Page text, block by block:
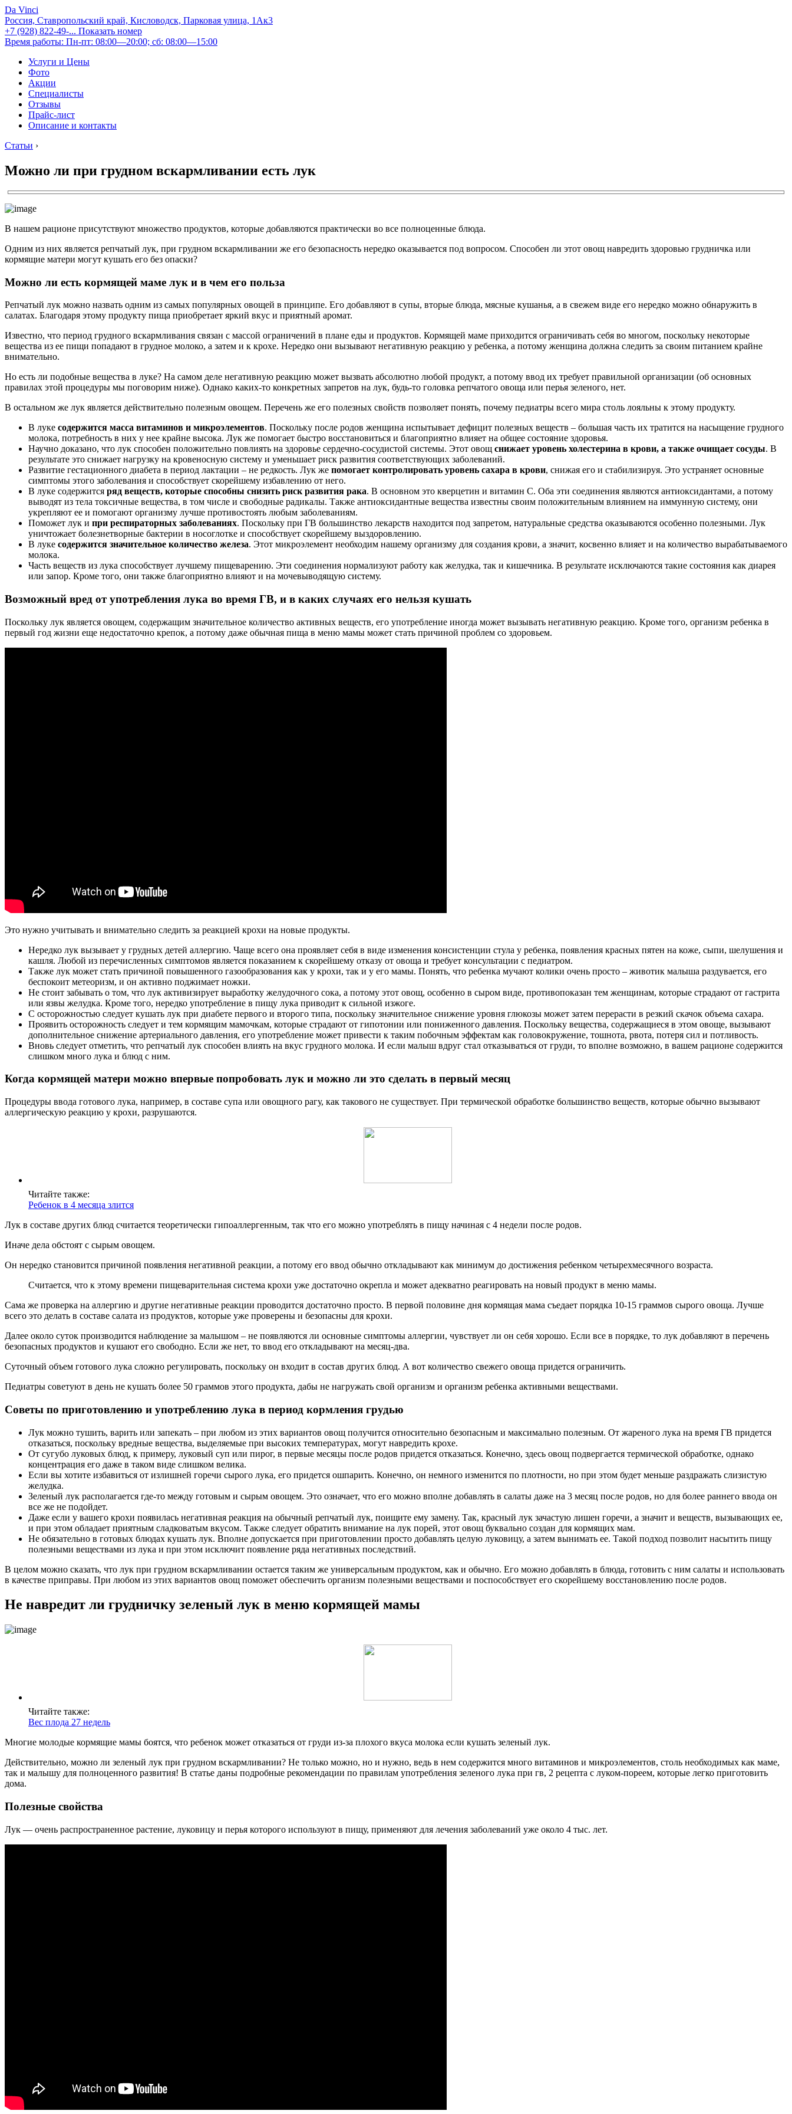
Da Vinci
Россия, Ставропольский край, Кисловодск, Парковая улица, 1Ак3
+7 (928) 822-49-... Показать номер
Время работы: Пн-пт: 08:00—20:00; сб: 08:00—15:00
Услуги и Цены
Фото
Акции
Специалисты
Отзывы
Прайс-лист
Описание и контакты
Статьи ›
Можно ли при грудном вскармливании есть лук
В нашем рационе присутствуют множество продуктов, которые добавляются практически во все полноценные блюда.
Одним из них является репчатый лук, при грудном вскармливании же его безопасность нередко оказывается под вопросом. Способен ли этот овощ навредить здоровью грудничка или
кормящие матери могут кушать его без опаски?
Можно ли есть кормящей маме лук и в чем его польза
Репчатый лук можно назвать одним из самых популярных овощей в принципе. Его добавляют в супы, вторые блюда, мясные кушанья, а в свежем виде его нередко можно обнаружить в
салатах. Благодаря этому продукту пища приобретает яркий вкус и приятный аромат.
Известно, что период грудного вскармливания связан с массой ограничений в плане еды и продуктов. Кормящей маме приходится ограничивать себя во многом, поскольку некоторые
вещества из ее пищи попадают в грудное молоко, а затем и к крохе. Нередко они вызывают негативную реакцию у ребенка, а потому женщина должна следить за своим питанием крайне
внимательно.
Но есть ли подобные вещества в луке? На самом деле негативную реакцию может вызвать абсолютно любой продукт, а потому ввод их требует правильной организации (об основных
правилах этой процедуры мы поговорим ниже). Однако каких-то конкретных запретов на лук, будь-то головка репчатого овоща или перья зеленого, нет.
В остальном же лук является действительно полезным овощем. Перечень же его полезных свойств позволяет понять, почему педиатры всего мира столь лояльны к этому продукту.
В луке содержится масса витаминов и микроэлементов. Поскольку после родов женщина испытывает дефицит полезных веществ – большая часть их тратится на насыщение грудного
молока, потребность в них у нее крайне высока. Лук же помогает быстро восстановиться и благоприятно влияет на общее состояние здоровья.
Научно доказано, что лук способен положительно повлиять на здоровье сердечно-сосудистой системы. Этот овощ снижает уровень холестерина в крови, а также очищает сосуды. В
результате это снижает нагрузку на кровеносную систему и уменьшает риск развития соответствующих заболеваний.
Развитие гестационного диабета в период лактации – не редкость. Лук же помогает контролировать уровень сахара в крови, снижая его и стабилизируя. Это устраняет основные
симптомы этого заболевания и способствует скорейшему избавлению от него.
В луке содержится ряд веществ, которые способны снизить риск развития рака. В основном это кверцетин и витамин С. Оба эти соединения являются антиоксидантами, а потому
выводят из тела токсичные вещества, в том числе и свободные радикалы. Также антиоксидантные вещества известны своим положительным влиянием на иммунную систему, они
укрепляют ее и помогают организму лучше противостоять любым заболеваниям.
Поможет лук и при респираторных заболеваниях. Поскольку при ГВ большинство лекарств находится под запретом, натуральные средства оказываются особенно полезными. Лук
уничтожает болезнетворные бактерии в носоглотке и способствует скорейшему выздоровлению.
В луке содержится значительное количество железа. Этот микроэлемент необходим нашему организму для создания крови, а значит, косвенно влияет и на количество вырабатываемого
молока.
Часть веществ из лука способствует лучшему пищеварению. Эти соединения нормализуют работу как желудка, так и кишечника. В результате исключаются такие состояния как диарея
или запор. Кроме того, они также благоприятно влияют и на мочевыводящую систему.
Возможный вред от употребления лука во время ГВ, и в каких случаях его нельзя кушать
Поскольку лук является овощем, содержащим значительное количество активных веществ, его употребление иногда может вызывать негативную реакцию. Кроме того, организм ребенка в
первый год жизни еще недостаточно крепок, а потому даже обычная пища в меню мамы может стать причиной проблем со здоровьем.
Это нужно учитывать и внимательно следить за реакцией крохи на новые продукты.
Нередко лук вызывает у грудных детей аллергию. Чаще всего она проявляет себя в виде изменения консистенции стула у ребенка, появления красных пятен на коже, сыпи, шелушения и
кашля. Любой из перечисленных симптомов является показанием к скорейшему отказу от овоща и требует консультации с педиатром.
Также лук может стать причиной повышенного газообразования как у крохи, так и у его мамы. Понять, что ребенка мучают колики очень просто – животик малыша раздувается, его
беспокоит метеоризм, и он активно поджимает ножки.
Не стоит забывать о том, что лук активизирует выработку желудочного сока, а потому этот овощ, особенно в сыром виде, противопоказан тем женщинам, которые страдают от гастрита
или язвы желудка. Кроме того, нередко употребление в пищу лука приводит к сильной изжоге.
С осторожностью следует кушать лук при диабете первого и второго типа, поскольку значительное снижение уровня глюкозы может затем перерасти в резкий скачок объема сахара.
Проявить осторожность следует и тем кормящим мамочкам, которые страдают от гипотонии или пониженного давления. Поскольку вещества, содержащиеся в этом овоще, вызывают
дополнительное снижение артериального давления, его употребление может привести к таким побочным эффектам как головокружение, тошнота, рвота, потеря сил и потливость.
Вновь следует отметить, что репчатый лук способен влиять на вкус грудного молока. И если малыш вдруг стал отказываться от груди, то вполне возможно, в вашем рационе содержится
слишком много лука и блюд с ним.
Когда кормящей матери можно впервые попробовать лук и можно ли это сделать в первый месяц
Процедуры ввода готового лука, например, в составе супа или овощного рагу, как такового не существует. При термической обработке большинство веществ, которые обычно вызывают
аллергическую реакцию у крохи, разрушаются.
Читайте также:
Ребенок в 4 месяца злится
Лук в составе других блюд считается теоретически гипоаллергенным, так что его можно употреблять в пищу начиная с 4 недели после родов.
Иначе дела обстоят с сырым овощем.
Он нередко становится причиной появления негативной реакции, а потому его ввод обычно откладывают как минимум до достижения ребенком четырехмесячного возраста.
Считается, что к этому времени пищеварительная система крохи уже достаточно окрепла и может адекватно реагировать на новый продукт в меню мамы.
Сама же проверка на аллергию и другие негативные реакции проводится достаточно просто. В первой половине дня кормящая мама съедает порядка 10-15 граммов сырого овоща. Лучше
всего это делать в составе салата из продуктов, которые уже проверены и безопасны для крохи.
Далее около суток производится наблюдение за малышом – не появляются ли основные симптомы аллергии, чувствует ли он себя хорошо. Если все в порядке, то лук добавляют в перечень
безопасных продуктов и кушают его свободно. Если же нет, то ввод его откладывают на месяц-два.
Суточный объем готового лука сложно регулировать, поскольку он входит в состав других блюд. А вот количество свежего овоща придется ограничить.
Педиатры советуют в день не кушать более 50 граммов этого продукта, дабы не нагружать свой организм и организм ребенка активными веществами.
Советы по приготовлению и употреблению лука в период кормления грудью
Лук можно тушить, варить или запекать – при любом из этих вариантов овощ получится относительно безопасным и максимально полезным. От жареного лука на время ГВ придется
отказаться, поскольку вредные вещества, выделяемые при высоких температурах, могут навредить крохе.
От сугубо луковых блюд, к примеру, луковый суп или пирог, в первые месяцы после родов придется отказаться. Конечно, здесь овощ подвергается термической обработке, однако
концентрация его даже в таком виде слишком велика.
Если вы хотите избавиться от излишней горечи сырого лука, его придется ошпарить. Конечно, он немного изменится по плотности, но при этом будет меньше раздражать слизистую
желудка.
Зеленый лук располагается где-то между готовым и сырым овощем. Это означает, что его можно вполне добавлять в салаты даже на 3 месяц после родов, но для более раннего ввода он
все же не подойдет.
Даже если у вашего крохи появилась негативная реакция на обычный репчатый лук, поищите ему замену. Так, красный лук зачастую лишен горечи, а значит и веществ, вызывающих ее,
и при этом обладает приятным сладковатым вкусом. Также следует обратить внимание на лук порей, этот овощ буквально создан для кормящих мам.
Не обязательно в готовых блюдах кушать лук. Вполне допускается при приготовлении просто добавлять целую луковицу, а затем вынимать ее. Такой подход позволит насытить пищу
полезными веществами из лука и при этом исключит появление ряда негативных последствий.
В целом можно сказать, что лук при грудном вскармливании остается таким же универсальным продуктом, как и обычно. Его можно добавлять в блюда, готовить с ним салаты и использовать
в качестве приправы. При любом из этих вариантов овощ поможет обеспечить организм полезными веществами и поспособствует его скорейшему восстановлению после родов.
Не навредит ли грудничку зеленый лук в меню кормящей мамы
Читайте также:
Вес плода 27 недель
Многие молодые кормящие мамы боятся, что ребенок может отказаться от груди из-за плохого вкуса молока если кушать зеленый лук.
Действительно, можно ли зеленый лук при грудном вскармливании? Не только можно, но и нужно, ведь в нем содержится много витаминов и микроэлементов, столь необходимых как маме,
так и малышу для полноценного развития! В статье даны подробные рекомендации по правилам употребления зеленого лука при гв, 2 рецепта с луком-пореем, которые легко приготовить
дома.
Полезные свойства
Лук — очень распространенное растение, луковицу и перья которого используют в пищу, применяют для лечения заболеваний уже около 4 тыс. лет.